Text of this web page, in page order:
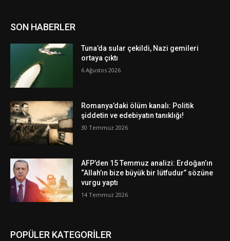
SON HABERLER
Tuna’da sular çekildi, Nazi gemileri
ortaya çıktı
6 Ağustos 2026
Romanya’daki ölüm kanalı: Politik
şiddetin ve edebiyatın tanıklığı!
30 Temmuz 2026
AFP’den 15 Temmuz analizi: Erdoğan’ın
“Allah’ın bize büyük bir lütfudur” sözüne
vurgu yaptı
14 Temmuz 2026
POPÜLER KATEGORİLER